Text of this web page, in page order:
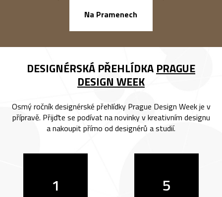
Na Pramenech
DESIGNÉRSKÁ PŘEHLÍDKA PRAGUE
DESIGN WEEK
Osmý ročník designérské přehlídky Prague Design Week je v
přípravě. Přijďte se podívat na novinky v kreativním designu
a nakoupit přímo od designérů a studií.
1 5